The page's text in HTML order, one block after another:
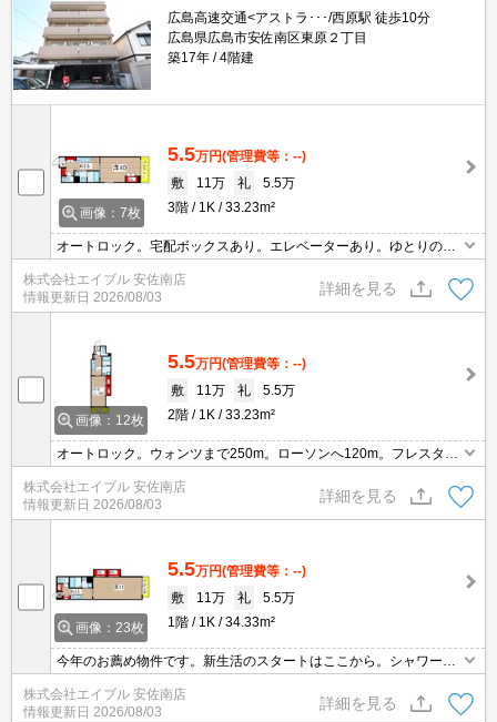
広島高速交通<アストラ･･･/西原駅 徒歩10分
広島県広島市安佐南区東原２丁目
築17年
4階建
画像：7枚
5.5万円(管理費等：--)
敷
11万 礼
5.5万
3階
1K 33.23m²
オートロック。宅配ボックスあり。エレベーターあり。ゆとりのあ
m。セブンイレブンへ290m。アストラムライン西原駅へ徒歩900
分。
株式会社エイブル 安佐南店
情報更新日 2026/08/03
詳細を見る
画像：12枚
5.5万円(管理費等：--)
敷
11万 礼
5.5万
2階
1K 33.23m²
オートロック。ウォンツまで250m。ローソンへ120m。フレスタへ
m。アストラムライン西原駅へ徒歩12分。
株式会社エイブル 安佐南店
情報更新日 2026/08/03
詳細を見る
画像：23枚
5.5万円(管理費等：--)
敷
11万 礼
5.5万
1階
1K 34.33m²
今年のお薦め物件です。新生活のスタートはここから。シャワー付
分。
株式会社エイブル 安佐南店
情報更新日 2026/08/03
詳細を見る